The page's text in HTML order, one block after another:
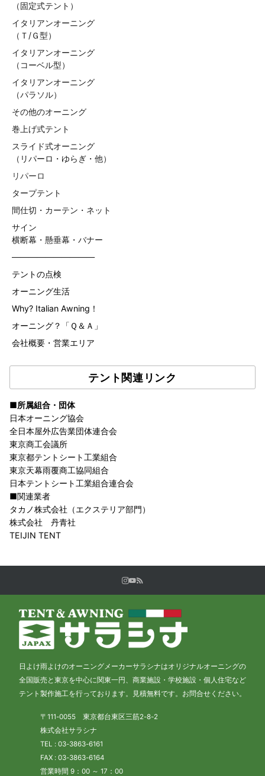
（固定式テント）
イタリアンオーニング
（Ｔ/Ｇ型）
イタリアンオーニング
（コーベル型）
イタリアンオーニング
（パラソル）
その他のオーニング
巻上げ式テント
スライド式オーニング
（リパーロ・ゆらぎ・他）
リパーロ
タープテント
間仕切・カーテン・ネット
サイン
横断幕・懸垂幕・バナー
——————————
テントの点検
オーニング生活
Why? Italian Awning！
オーニング？「Ｑ＆Ａ」
会社概要・営業エリア
テント関連リンク
■所属組合・団体
日本オーニング協会
全日本屋外広告業団体連合会
東京商工会議所
東京都テントシート工業組合
東京天幕雨覆商工協同組合
日本テントシート工業組合連合会
■関連業者
タカノ株式会社（エクステリア部門）
株式会社 丹青社
TEIJIN TENT
日よけ雨よけのオーニングメーカーサラシナはオリジナルオーニングの
全国販売と東京を中心に関東一円、商業施設・学校施設・個人住宅など
テント製作施工を行っております。見積無料です。お問合せください。
〒111-0055 東京都台東区三筋2-8-2
株式会社サラシナ
TEL : 03-3863-6161
FAX : 03-3863-6164
営業時間 9：00 ～ 17：00